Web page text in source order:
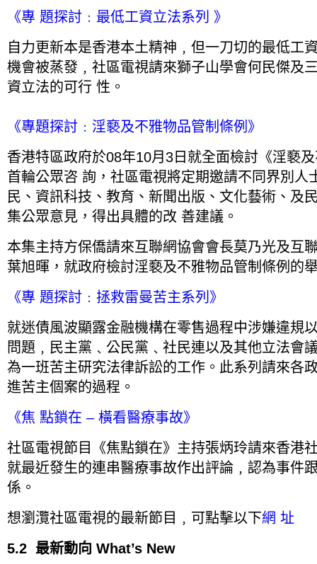
《專 題探討﹕最低工資立法系列 》
自力更新本是香港本土精神﹐但一刀切的最低工
機會被蒸發﹐社區電視請來獅子山學會何民傑及
資立法的可行 性。
《專題探討﹕淫褻及不雅物品管制條例》
香港特區政府於08年10月3日就全面檢討《淫褻
首輪公眾咨 詢，社區電視將定期邀請不同界別人
民、資訊科技、教育、新聞出版、文化藝術、及
集公眾意見，得出具體的改 善建議。
本集主持方保僑請來互聯網協會會長莫乃光及互
葉旭暉，就政府檢討淫褻及不雅物品管制條例的
《專 題探討﹕拯救雷曼苦主系列》
就迷債風波顯露金融機構在零售過程中涉嫌違規
問題﹐民主黨﹑公民黨﹑社民連以及其他立法會
為一班苦主研究法律訴訟的工作。此系列請來各
進苦主個案的過程。
《焦 點鎖在 – 橫看醫療事故》
社區電視節目《焦點鎖在》主持張炳玲請來香港
就最近發生的連串醫療事故作出評論﹐認為事件
係。
想瀏灠社區電視的最新節目﹐可點擊以下網 址
5.2 最新動向 What’s New